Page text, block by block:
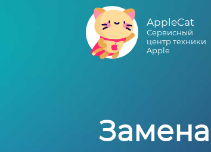
AppleCat
Сервисный
центр техники
Apple